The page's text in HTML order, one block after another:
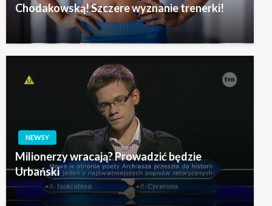
Chodakowską! Szczere wyznanie trenerki!
NEWSY
Milionerzy wracają? Prowadzić będzie
Urbański